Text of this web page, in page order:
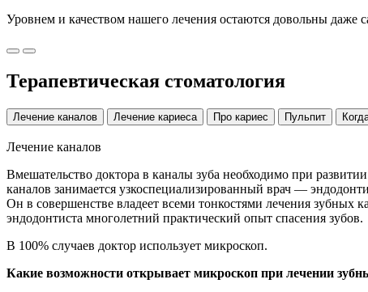
Уровнем и качеством нашего лечения остаются довольны даже
Терапевтическая стоматология
Лечение каналов Лечение кариеса Про кариес Пульпит
Лечение каналов
Вмешательство доктора в каналы зуба необходимо при
каналов занимается узкоспециализированный врач —
Он в совершенстве владеет всеми тонкостями лечения зубных
эндодонтиста многолетний практический опыт спасения зубов.
В 100% случаев доктор использует микроскоп.
Какие возможности открывает микроскоп при лечении